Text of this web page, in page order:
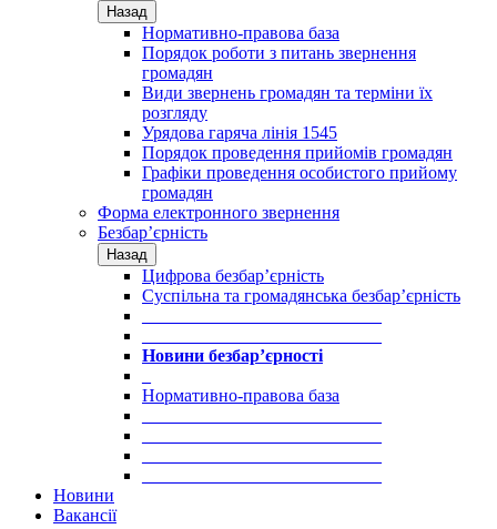
Назад
Нормативно-правова база
Порядок роботи з питань звернення
громадян
Види звернень громадян та терміни їх
розгляду
Урядова гаряча лінія 1545
Порядок проведення прийомів громадян
Графіки проведення особистого прийому
громадян
Форма електронного звернення
Безбар’єрність
Назад
Цифрова безбар’єрність
Суспільна та громадянська безбар’єрність
Новини безбар’єрності
Нормативно-правова база
Новини
Вакансії